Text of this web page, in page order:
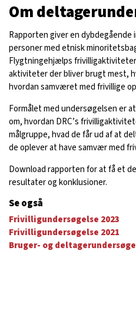
Om
Rapporten giver en
personer med etnisk
Flygtningehjælps
aktiviteter der bliver brugt mest,
hvordan samværet med frivillige
Formålet med undersøgelsen er
om, hvordan DRC’s
målgruppe, hvad de får ud af at
de oplever at have samvær med
Download rapporten for at få et
resultater og konklusioner.
Se også
Frivilligundersøgelse 2023
Frivilligundersøgelse 2021
Bruger- og